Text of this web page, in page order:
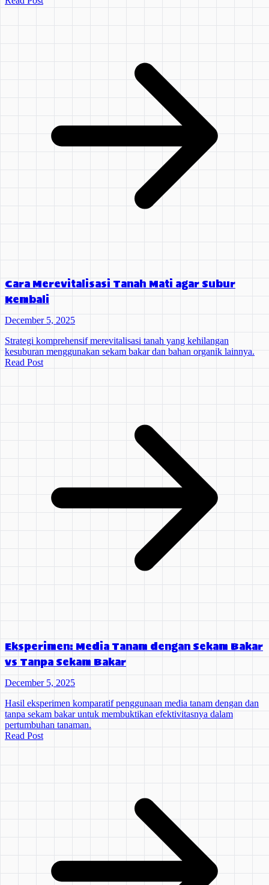
Cara Merevitalisasi Tanah Mati agar Subur
Kembali
December 5, 2025
Strategi komprehensif merevitalisasi tanah yang kehilangan
kesuburan menggunakan sekam bakar dan bahan organik lainnya.
Read Post
Eksperimen: Media Tanam dengan Sekam Bakar
vs Tanpa Sekam Bakar
December 5, 2025
Hasil eksperimen komparatif penggunaan media tanam dengan dan
tanpa sekam bakar untuk membuktikan efektivitasnya dalam
pertumbuhan tanaman.
Read Post